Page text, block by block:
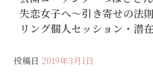
失恋女子へ〜引き寄せの法
リング個人セッション・潜
投稿日 2019年3月1日